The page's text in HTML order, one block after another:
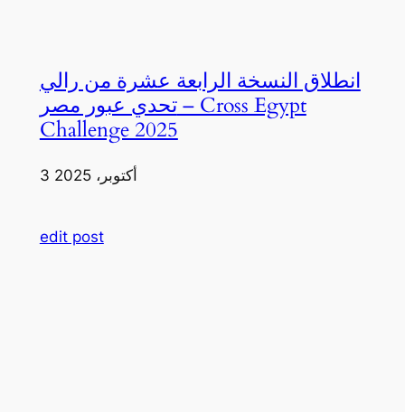
انطلاق النسخة الرابعة عشرة من رالي
تحدي عبور مصر – Cross Egypt
Challenge 2025
3 أكتوبر، 2025
edit post